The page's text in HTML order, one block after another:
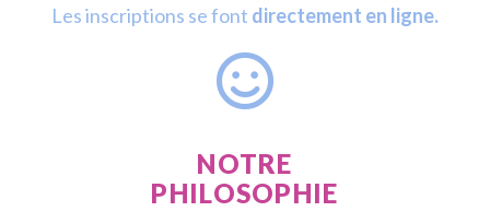
Les inscriptions se font directement en ligne.
NOTRE
PHILOSOPHIE